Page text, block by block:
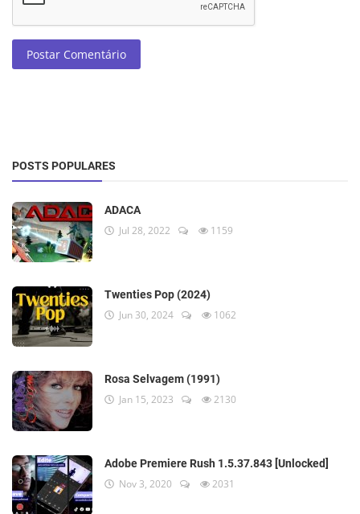
Postar Comentário
POSTS POPULARES
ADACA
Jul 28, 2022 1159
Twenties Pop (2024)
Jun 30, 2024 1062
Rosa Selvagem (1991)
Jan 15, 2023 2130
Adobe Premiere Rush 1.5.37.843 [Unlocked]
Nov 3, 2020 2031